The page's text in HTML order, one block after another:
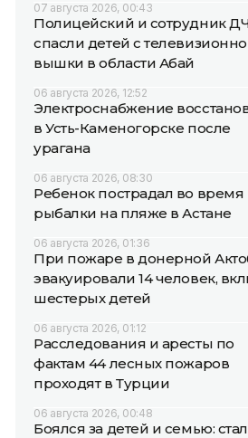
07 августа 2026, 00:43
Полицейский и сотрудник
спасли детей с
вышки в области Абай
06 августа 2026, 12:52
Электроснабжение
в Усть-Каменогорске после
урагана
06 августа 2026, 08:30
Ребенок пострадал во время
рыбалки на пляже в Астане
06 августа 2026, 01:36
При пожаре в донерной
эвакуировали 14 человек,
шестерых детей
06 августа 2026, 01:12
Расследования и аресты по
фактам 44 лесных пожаров
проходят в Турции
06 августа 2026, 00:48
Боялся за детей и семью: